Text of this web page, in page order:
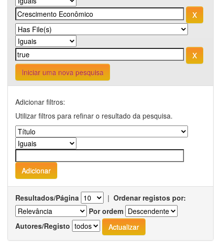
Iniciar uma nova pesquisa
Adicionar filtros:
Utilizar filtros para refinar o resultado da pesquisa.
Resultados/Página | Ordenar registos por:
Por ordem
Autores/Registo